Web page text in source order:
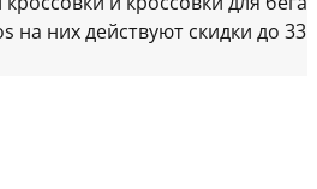
на них действуют скидки до 33